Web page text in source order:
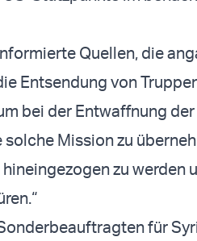
Quellen, die
Entsendung von
bei der Entwaffnung
Mission zu
zu werden
für